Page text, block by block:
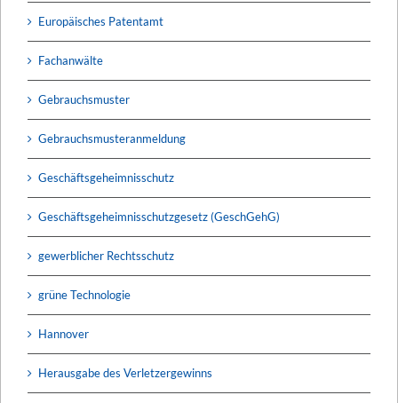
Europäisches Patentamt
Fachanwälte
Gebrauchsmuster
Gebrauchsmusteranmeldung
Geschäftsgeheimnisschutz
Geschäftsgeheimnisschutzgesetz (GeschGehG)
gewerblicher Rechtsschutz
grüne Technologie
Hannover
Herausgabe des Verletzergewinns